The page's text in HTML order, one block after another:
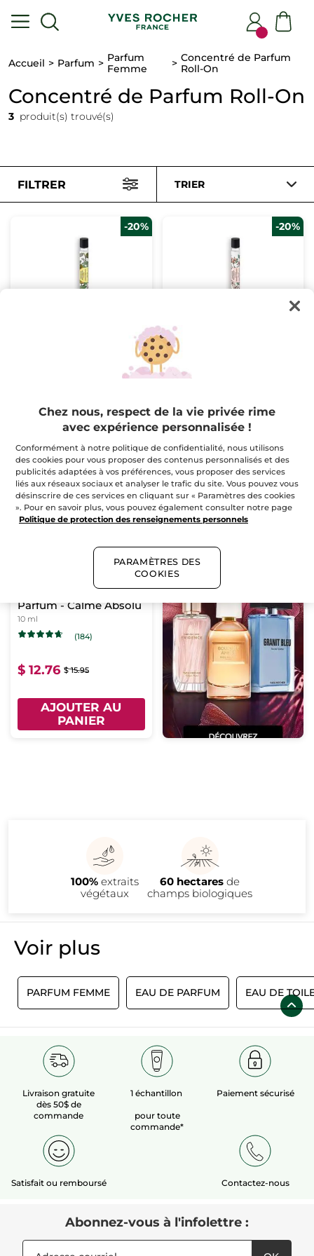
Accueil Parfum
Parfum
Femme
Concentré de Parfum
Roll-On
Concentré de Parfum Roll-On
3 produit(s) trouvé(s)
FILTRER TRIER
-20%
$ 12.76
AJOUTER AU
PANIER
-20%
Roll-on Concentré de
Parfum - Tendres
Instants
10 ml
$ 12.76 $ 15.95
AJOUTER AU
PANIER
-20%
Roll-On Concentré de
Parfum - Calme Absolu
10 ml
(184)
$ 12.76 $ 15.95
AJOUTER AU
PANIER
100% extraits
végétaux
60 hectaresde
champs biologiques
Voir plus​
PARFUM FEMME EAU DE PARFUM EAU DE
Livraison gratuite
dès 50$ de
commande
1 échantillon
pour toute
commande*
Paiement sécurisé
Satisfait ou remboursé Contactez-nous
Abonnez-vous à l'infolettre :
Chez nous, respect de la vie privée rime
avec expérience personnalisée !
Conformément à notre politique de confidentialité, nous utilisons
des cookies pour vous proposer des contenus personnalisés et des
publicités adaptées à vos préférences, vous proposer des services
liés aux réseaux sociaux et analyser le trafic du site. Vous pouvez vous
désinscrire de ces services en cliquant sur « Paramètres des cookies
». Pour en savoir plus, vous pouvez également consulter notre page
Politique de protection des renseignements personnels
PARAMÈTRES DES
COOKIES